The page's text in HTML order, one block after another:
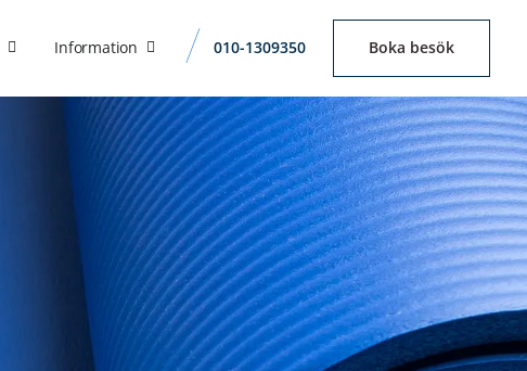
Information 010-1309350 Boka besök